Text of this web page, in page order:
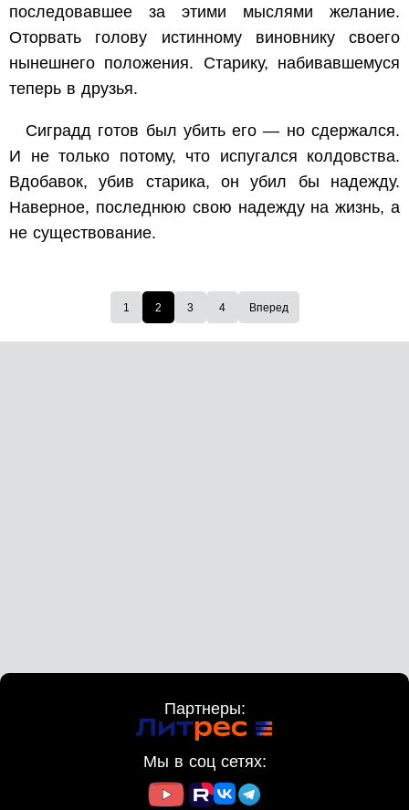
последовавшее за этими мыслями желание.
Оторвать голову истинному виновнику своего
нынешнего положения. Старику, набивавшемуся
теперь в друзья.
Сиградд готов был убить его — но сдержался.
И не только потому, что испугался колдовства.
Вдобавок, убив старика, он убил бы надежду.
Наверное, последнюю свою надежду на жизнь, а
не существование.
1 2 3 4 Вперед
Партнеры:
Мы в соц сетях: